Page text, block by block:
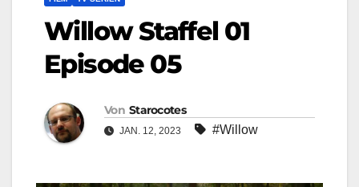
Willow Staffel 01
Episode 05
Von Starocotes
JAN. 12, 2023 #Willow